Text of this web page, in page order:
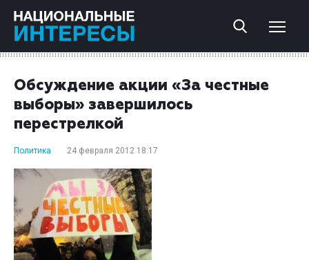
Обсуждение акции «За честные
выборы» завершилось
перестрелкой
Политика 24 февраля 2012 18:17